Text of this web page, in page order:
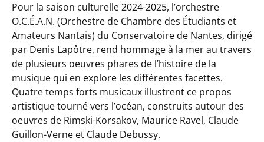
Pour la saison culturelle 2024-2025, l’orchestre
O.C.É.A.N. (Orchestre de Chambre des Étudiants et
Amateurs Nantais) du Conservatoire de Nantes, dirigé
par Denis Lapôtre, rend hommage à la mer au travers
de plusieurs oeuvres phares de l’histoire de la
musique qui en explore les différentes facettes.
Quatre temps forts musicaux illustrent ce propos
artistique tourné vers l’océan, construits autour des
oeuvres de Rimski-Korsakov, Maurice Ravel, Claude
Guillon-Verne et Claude Debussy.